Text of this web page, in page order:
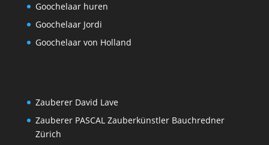
Goochelaar huren
Goochelaar Jordi
Goochelaar von Holland
Zauberer David Lave
Zauberer PASCAL Zauberkünstler Bauchredner
Zürich